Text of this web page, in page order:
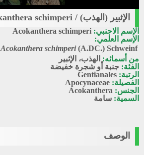
الإثبير (الهذب) / Acokanthera schimperi
الإسم الاجنبي: Acokanthera schimperi
الإسم العلمي:
Acokanthera schimperi(A.DC.) Schweinf.
من أسمائه: الهذب، الإثبير
الفئة: جنبة أو شجرة خفيضة
الرتبة: Gentianales
الفصيلة: Apocynaceae
الجنس: Acokanthera
السمية: سامة
الوصف